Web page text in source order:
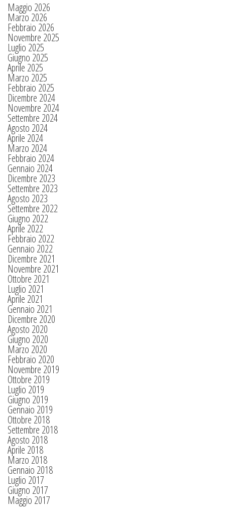
Maggio 2026
Marzo 2026
Febbraio 2026
Novembre 2025
Luglio 2025
Giugno 2025
Aprile 2025
Marzo 2025
Febbraio 2025
Dicembre 2024
Novembre 2024
Settembre 2024
Agosto 2024
Aprile 2024
Marzo 2024
Febbraio 2024
Gennaio 2024
Dicembre 2023
Settembre 2023
Agosto 2023
Settembre 2022
Giugno 2022
Aprile 2022
Febbraio 2022
Gennaio 2022
Dicembre 2021
Novembre 2021
Ottobre 2021
Luglio 2021
Aprile 2021
Gennaio 2021
Dicembre 2020
Agosto 2020
Giugno 2020
Marzo 2020
Febbraio 2020
Novembre 2019
Ottobre 2019
Luglio 2019
Giugno 2019
Gennaio 2019
Ottobre 2018
Settembre 2018
Agosto 2018
Aprile 2018
Marzo 2018
Gennaio 2018
Luglio 2017
Giugno 2017
Maggio 2017